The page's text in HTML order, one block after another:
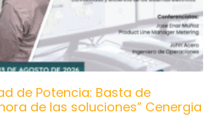
de Potencia: Basta de
de las soluciones” Cenergia